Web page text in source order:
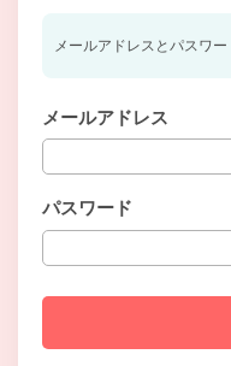
メールアドレスとパスワ
メールアドレス
パスワード